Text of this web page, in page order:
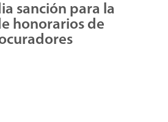
sanción para la
honorarios de